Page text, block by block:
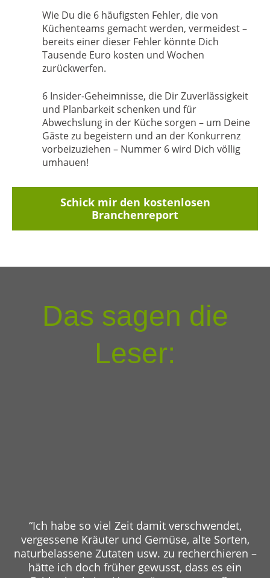
Wie Du die 6 häufigsten Fehler, die von
Küchenteams gemacht werden, vermeidest –
bereits einer dieser Fehler könnte Dich
Tausende Euro kosten und Wochen
zurückwerfen.
6 Insider-Geheimnisse, die Dir Zuverlässigkeit
und Planbarkeit schenken und für
Abwechslung in der Küche sorgen – um Deine
Gäste zu begeistern und an der Konkurrenz
vorbeizuziehen – Nummer 6 wird Dich völlig
umhauen!
Schick mir den kostenlosen
Branchenreport
Das sagen die
Leser:
“Ich habe so viel Zeit damit verschwendet,
vergessene Kräuter und Gemüse, alte Sorten,
naturbelassene Zutaten usw. zu recherchieren –
hätte ich doch früher gewusst, dass es ein